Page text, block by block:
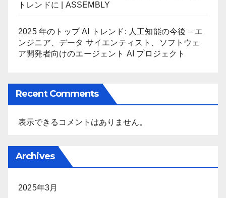
トレンドに | ASSEMBLY
2025 年のトップ AI トレンド: 人工知能の今後 – エ
ンジニア、データ サイエンティスト、ソフトウェ
ア開発者向けのエージェント AI プロジェクト
Recent Comments
表示できるコメントはありません。
Archives
2025年3月